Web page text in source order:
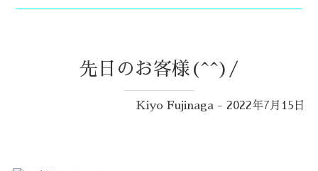
先日のお客様(^^)/
Kiyo Fujinaga - 2022年7月15日